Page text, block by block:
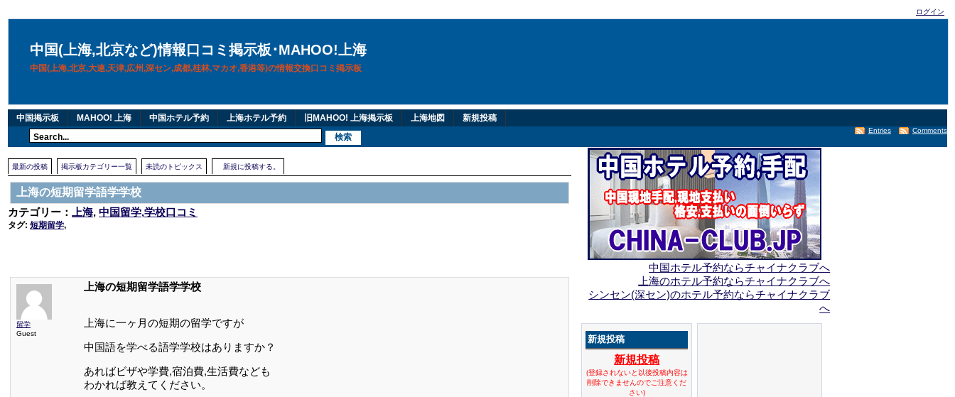
ログイン
中国(上海,北京など)情報口コミ掲示板･MAHOO!上海
中国(上海,北京,大連,天津,広州,深セン,成都,桂林,マカオ,香港等)の情報交換口コミ掲示板
中国掲示板 MAHOO! 上海 中国ホテル予約 上海ホテル予約 旧MAHOO! 上海掲示板 上海地図 新規投稿
Comments
Entries
最新の投稿 掲示板カテゴリー一覧 未読のトピックス 新規に投稿する。
上海の短期留学語学学校
カテゴリー：
上海, 中国留学,学校口コミ
タグ: 短期留学,
留学
Guest
上海の短期留学語学学校
上海に一ヶ月の短期の留学ですが
中国語を学べる語学学校はありますか？
あればビザや学費,宿泊費,生活費なども
わかれば教えてください。
中国ホテル予約ならチャイナクラブへ
上海のホテル予約ならチャイナクラブへ
シンセン(深セン)のホテル予約ならチャイナクラブ
へ
新規投稿
新規投稿
(登録されないと以後投稿内容は
削除できませんのでご注意くだ
さい)